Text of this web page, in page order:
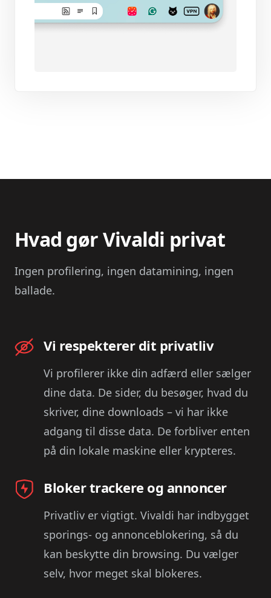
Hvad gør Vivaldi privat
Ingen profilering, ingen datamining, ingen
ballade.
Vi respekterer dit privatliv
Vi profilerer ikke din adfærd eller sælger
dine data. De sider, du besøger, hvad du
skriver, dine downloads – vi har ikke
adgang til disse data. De forbliver enten
på din lokale maskine eller krypteres.
Bloker trackere og annoncer
Privatliv er vigtigt. Vivaldi har indbygget
sporings- og annonceblokering, så du
kan beskytte din browsing. Du vælger
selv, hvor meget skal blokeres.